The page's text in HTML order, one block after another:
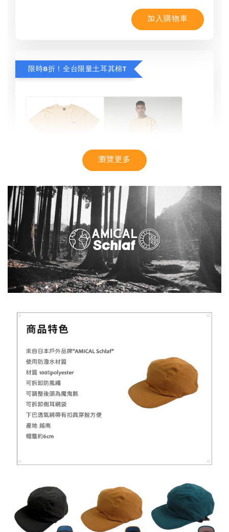
加入購物車
限時8折！全台限量土耳其棉T
【MYSTIC】潮流T恤 舒適涼感 土耳其棉
NT$ 1,080
瀏覽更多